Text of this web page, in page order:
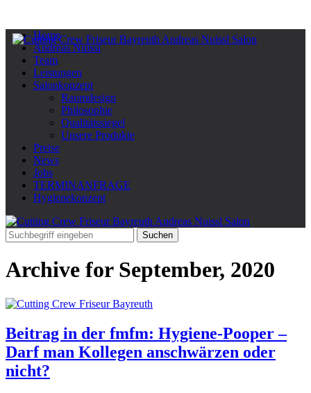
Home
Andreas Nuissl
Team
Leistungen
Salonkonzept
Raumdesign
Philosophie
Qualitätssiegel
Unsere Produkte
Preise
News
Jobs
TERMINANFRAGE
Hygienekonzept
Archive for September, 2020
Beitrag in der fmfm: Hygiene-Pooper –
Darf man Kollegen anschwärzen oder
nicht?